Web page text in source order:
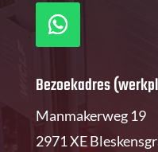
Bezoekadres
Manmakerweg 19
2971 XE